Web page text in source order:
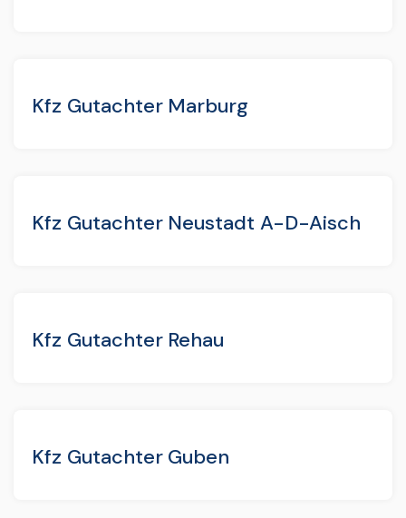
Kfz Gutachter Marburg
Kfz Gutachter Neustadt A-D-Aisch
Kfz Gutachter Rehau
Kfz Gutachter Guben